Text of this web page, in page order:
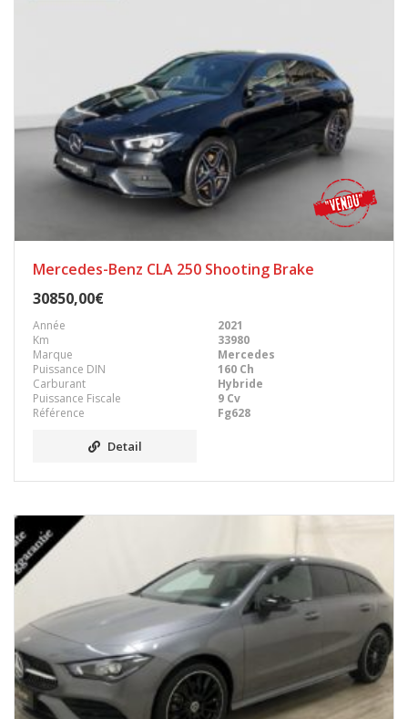
Mercedes-Benz CLA 250 Shooting Brake
30850,00€
Année
2021
Km
33980
Marque
Mercedes
Puissance DIN
160 Ch
Carburant
Hybride
Puissance Fiscale
9 Cv
Référence
Fg628
Detail